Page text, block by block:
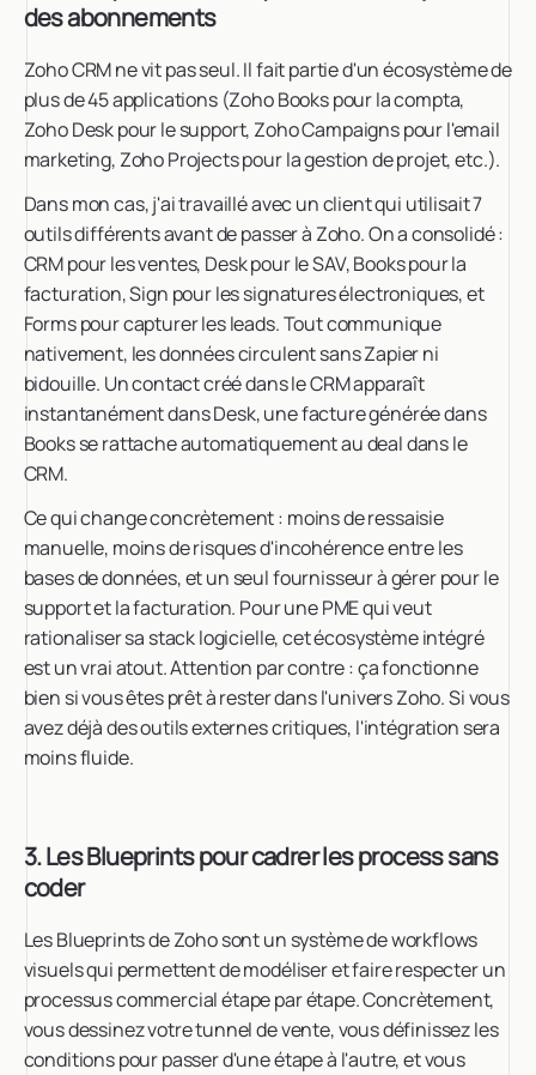
des abonnements
Zoho CRM ne vit pas seul. Il fait partie d'un écosystème de
plus de 45 applications (Zoho Books pour la compta,
Zoho Desk pour le support, Zoho Campaigns pour l'email
marketing, Zoho Projects pour la gestion de projet, etc.).
Dans mon cas, j'ai travaillé avec un client qui utilisait 7
outils différents avant de passer à Zoho. On a consolidé :
CRM pour les ventes, Desk pour le SAV, Books pour la
facturation, Sign pour les signatures électroniques, et
Forms pour capturer les leads. Tout communique
nativement, les données circulent sans Zapier ni
bidouille. Un contact créé dans le CRM apparaît
instantanément dans Desk, une facture générée dans
Books se rattache automatiquement au deal dans le
CRM.
Ce qui change concrètement : moins de ressaisie
manuelle, moins de risques d'incohérence entre les
bases de données, et un seul fournisseur à gérer pour le
support et la facturation. Pour une PME qui veut
rationaliser sa stack logicielle, cet écosystème intégré
est un vrai atout. Attention par contre : ça fonctionne
bien si vous êtes prêt à rester dans l'univers Zoho. Si vous
avez déjà des outils externes critiques, l'intégration sera
moins fluide.
3. Les Blueprints pour cadrer les process sans
coder
Les Blueprints de Zoho sont un système de workflows
visuels qui permettent de modéliser et faire respecter un
processus commercial étape par étape. Concrètement,
vous dessinez votre tunnel de vente, vous définissez les
conditions pour passer d'une étape à l'autre, et vous